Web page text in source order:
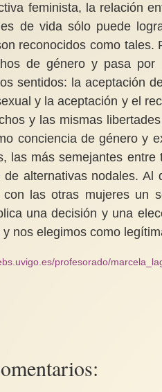
feminista, la relación
de vida sólo puede
reconocidos como tales.
de género y pasa
sentidos: la aceptación
y la aceptación y el
y las mismas
conciencia de género y
las más semejantes
alternativas nodales. Al
con las otras mujeres un
una decisión y una
nos elegimos como
profesorado/